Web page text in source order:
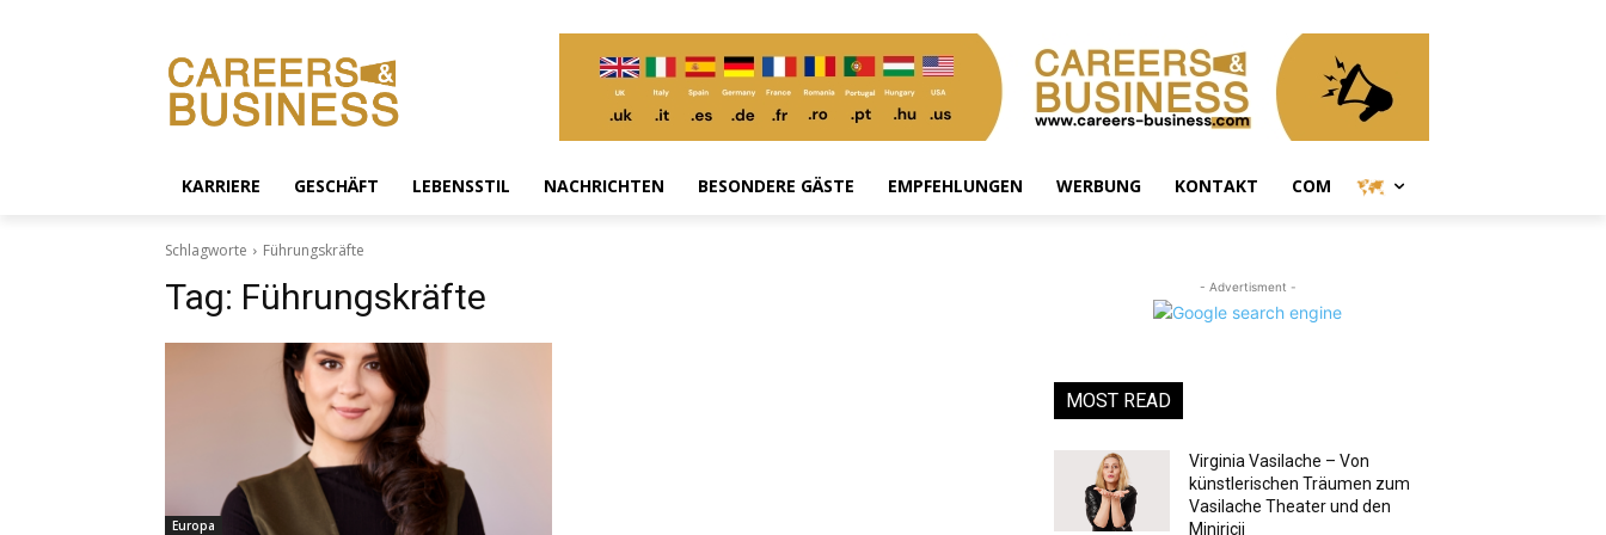
KARRIERE GESCHÄFT LEBENSSTIL NACHRICHTEN BESONDERE GÄSTE EMPFEHLUNGEN WERBUNG KONTAKT COM
Schlagworte Führungskräfte
Tag: Führungskräfte
Europa
- Advertisment -
MOST READ
Virginia Vasilache – Von
künstlerischen Träumen zum
Vasilache Theater und den
Miniricii